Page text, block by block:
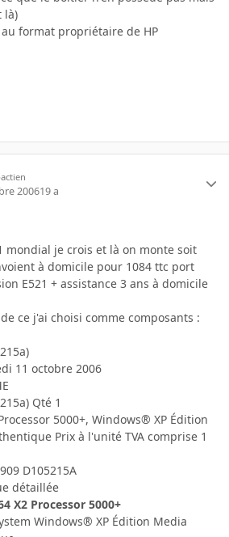
là)
format propriétaire de HP
200619 a
mondial je crois et là on monte soit
à domicile pour 1084 ttc port
E521 + assistance 3 ans à domicile
ce j'ai choisi comme composants :
11 octobre 2006
Qté 1
5000+, Windows® XP Édition
Prix à l'unité TVA comprise 1
D105215A
détaillée
X2 Processor 5000+
Windows® XP Édition Media